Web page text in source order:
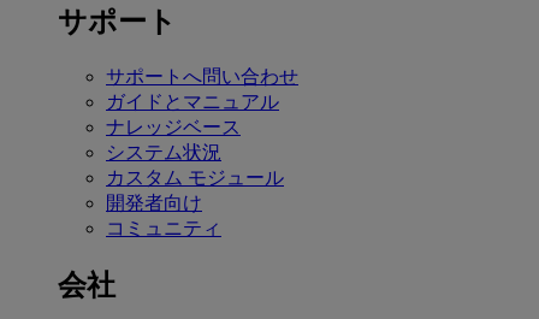
サポート
サポートへ問い合わせ
ガイドとマニュアル
ナレッジベース
システム状況
カスタム モジュール
開発者向け
コミュニティ
会社